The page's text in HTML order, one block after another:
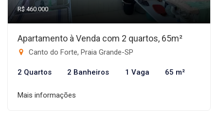
R$ 460.000
Apartamento à Venda com 2 quartos, 65m²
Canto do Forte, Praia Grande-SP
2 Quartos 2 Banheiros 1 Vaga 65 m²
Mais informações